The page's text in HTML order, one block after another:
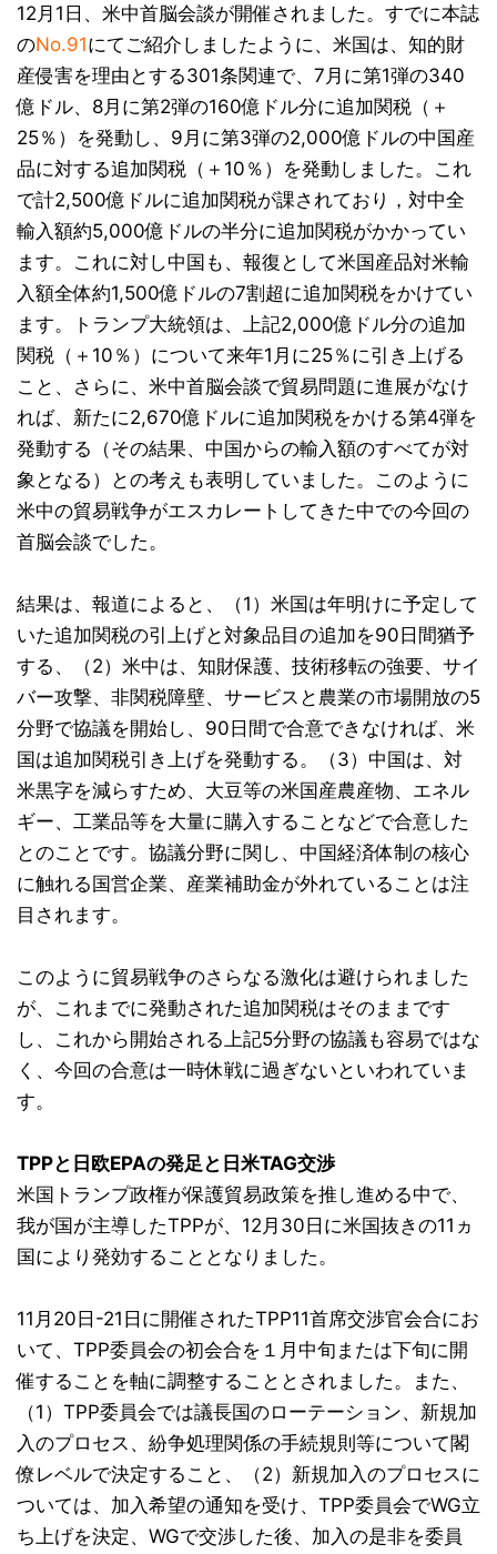
12月1日、米中首脳会談が開催されました。すでに本誌
のNo.91にてご紹介しましたように、米国は、知的財
産侵害を理由とする301条関連で、7月に第1弾の340
億ドル、8月に第2弾の160億ドル分に追加関税（＋
25％）を発動し、9月に第3弾の2,000億ドルの中国産
品に対する追加関税（＋10％）を発動しました。これ
で計2,500億ドルに追加関税が課されており，対中全
輸入額約5,000億ドルの半分に追加関税がかかってい
ます。これに対し中国も、報復として米国産品対米輸
入額全体約1,500億ドルの7割超に追加関税をかけてい
ます。トランプ大統領は、上記2,000億ドル分の追加
関税（＋10％）について来年1月に25％に引き上げる
こと、さらに、米中首脳会談で貿易問題に進展がなけ
れば、新たに2,670億ドルに追加関税をかける第4弾を
発動する（その結果、中国からの輸入額のすべてが対
象となる）との考えも表明していました。このように
米中の貿易戦争がエスカレートしてきた中での今回の
首脳会談でした。
結果は、報道によると、（1）米国は年明けに予定して
いた追加関税の引上げと対象品目の追加を90日間猶予
する、（2）米中は、知財保護、技術移転の強要、サイ
バー攻撃、非関税障壁、サービスと農業の市場開放の5
分野で協議を開始し、90日間で合意できなければ、米
国は追加関税引き上げを発動する。（3）中国は、対
米黒字を減らすため、大豆等の米国産農産物、エネル
ギー、工業品等を大量に購入することなどで合意した
とのことです。協議分野に関し、中国経済体制の核心
に触れる国営企業、産業補助金が外れていることは注
目されます。
このように貿易戦争のさらなる激化は避けられました
が、これまでに発動された追加関税はそのままです
し、これから開始される上記5分野の協議も容易ではな
く、今回の合意は一時休戦に過ぎないといわれていま
す。
TPPと日欧EPAの発足と日米TAG交渉
米国トランプ政権が保護貿易政策を推し進める中で、
我が国が主導したTPPが、12月30日に米国抜きの11ヵ
国により発効することとなりました。
11月20日-21日に開催されたTPP11首席交渉官会合にお
いて、TPP委員会の初会合を１月中旬または下旬に開
催することを軸に調整することとされました。また、
（1）TPP委員会では議長国のローテーション、新規加
入のプロセス、紛争処理関係の手続規則等について閣
僚レベルで決定すること、（2）新規加入のプロセスに
ついては、加入希望の通知を受け、TPP委員会でWG立
ち上げを決定、WGで交渉した後、加入の是非を委員